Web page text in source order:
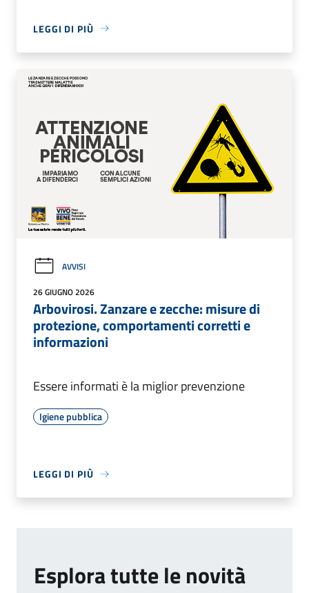
LEGGI DI PIÙ
AVVISI
26 GIUGNO 2026
Arbovirosi. Zanzare e zecche: misure di
protezione, comportamenti corretti e
informazioni
Essere informati è la miglior prevenzione
Igiene pubblica
LEGGI DI PIÙ
Esplora tutte le novità